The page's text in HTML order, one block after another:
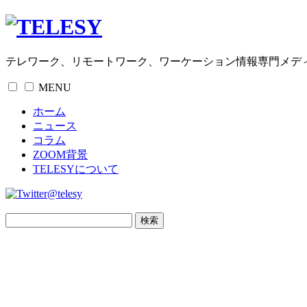
テレワーク、リモートワーク、ワーケーション情報専門メデ
MENU
ホーム
ニュース
コラム
ZOOM背景
TELESYについて
@telesy